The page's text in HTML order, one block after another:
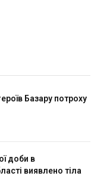
Базару потроху
доби в
виявлено тіла